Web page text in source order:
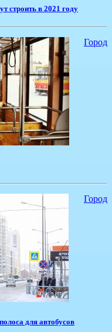
строить в 2021 году
Город
Город
для автобусов